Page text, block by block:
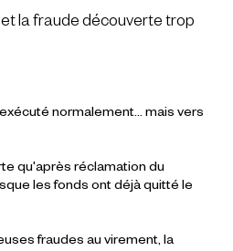
la fraude découverte trop
normalement… mais vers
qu'après réclamation du
les fonds ont déjà quitté le
fraudes au virement, la